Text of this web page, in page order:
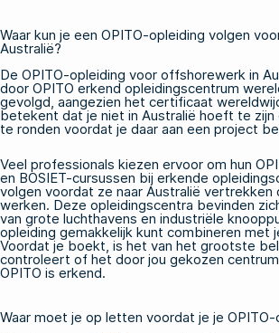
Waar kun je een OPITO-opleiding volgen
Australië?
De OPITO-opleiding voor offshorewerk in
door OPITO erkend opleidingscentrum
gevolgd, aangezien het certificaat
betekent dat je niet in Australië hoeft te zijn
te ronden voordat je daar aan een project
Veel professionals kiezen ervoor om hun
en BOSIET-cursussen bij erkende
volgen voordat ze naar Australië vertrekken
werken. Deze opleidingscentra bevinden
van grote luchthavens en industriële
opleiding gemakkelijk kunt combineren met
Voordat je boekt, is het van het grootste
controleert of het door jou gekozen
OPITO is erkend.
Waar moet je op letten voordat je je